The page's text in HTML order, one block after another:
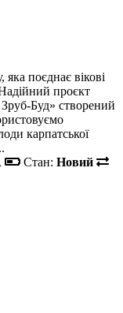
поєднає вікові
проєкт
Зруб-Буд» створений
карпатської
Стан: Новий